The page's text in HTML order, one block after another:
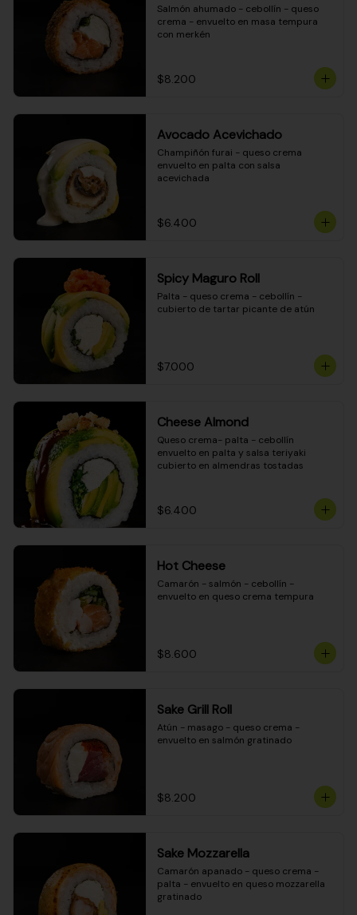
Salmón ahumado - cebollín - queso
crema - envuelto en masa tempura
con merkén
$8.200
Avocado Acevichado
Champiñón furai - queso crema
envuelto en palta con salsa
acevichada
$6.400
Spicy Maguro Roll
Palta - queso crema - cebollín -
cubierto de tartar picante de atún
$7.000
Cheese Almond
Queso crema- palta - cebollín
envuelto en palta y salsa teriyaki
cubierto en almendras tostadas
$6.400
Hot Cheese
Camarón - salmón - cebollín -
envuelto en queso crema tempura
$8.600
Sake Grill Roll
Atún - masago - queso crema -
envuelto en salmón gratinado
$8.200
Sake Mozzarella
Camarón apanado - queso crema -
palta - envuelto en queso mozzarella
gratinado